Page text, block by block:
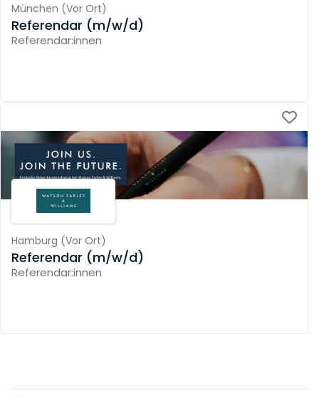
München (Vor Ort)
Referendar (m/w/d)
Referendar:innen
Hamburg (Vor Ort)
Referendar (m/w/d)
Referendar:innen